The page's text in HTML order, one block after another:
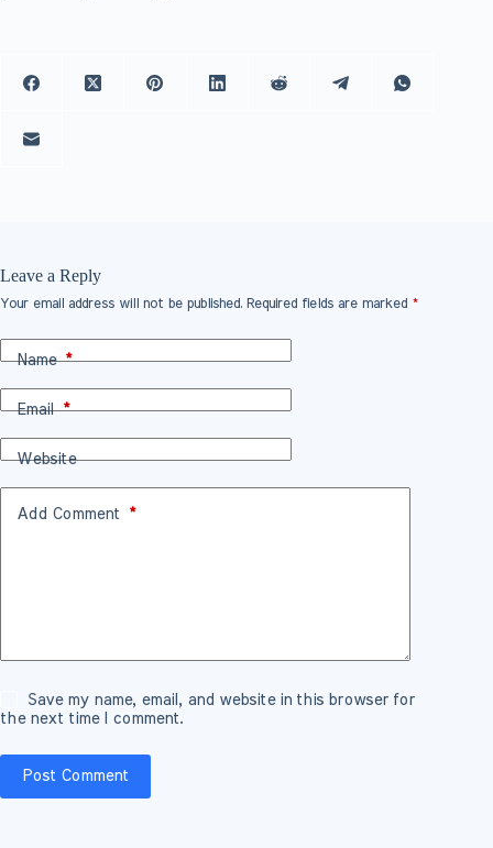
Leave a Reply
Your email address will not be published. Required fields are marked *
Name*
Email*
Website
Add Comment *
Save my name, email, and website in this browser for
the next time I comment.
Post Comment